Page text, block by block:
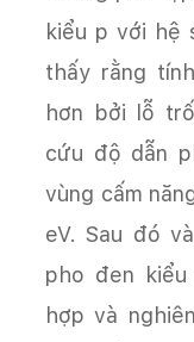
kiểu p với hệ
thấy rằng
hơn bởi lỗ
cứu độ dẫn
vùng cấm
eV. Sau đó
pho đen
hợp và